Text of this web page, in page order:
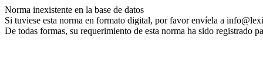
Norma inexistente en la base de datos
Si tuviese esta norma en formato digital, por favor envíela a
De todas formas, su requerimiento de esta norma ha sido registrado